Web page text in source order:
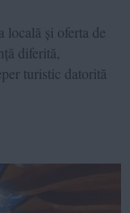
locală și oferta de
diferită,
turistic datorită